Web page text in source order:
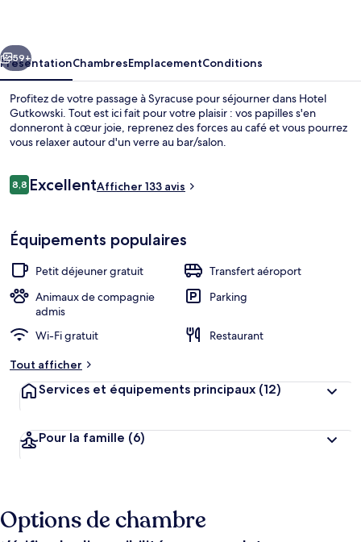
Suivant
59+
PrésentationChambresEmplacementConditions
Profitez de votre passage à Syracuse pour séjourner dans Hotel
Gutkowski. Tout est ici fait pour votre plaisir : vos papilles s'en
donneront à cœur joie, reprenez des forces au café et vous pourrez
vous relaxer autour d'un verre au bar/salon.
Avis
voyageurs
8,88,8 sur 10
ExcellentAfficher 133 avis
Équipements populaires
Petit déjeuner gratuit
Transfert aéroport
Animaux de compagnie
admis
Parking
Wi-Fi gratuit
Restaurant
Tout afficher
Services et équipements principaux (12)
Pour la famille (6)
Options de chambre